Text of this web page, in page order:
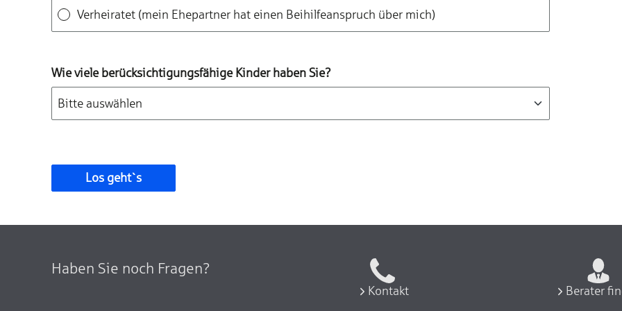
Verheiratet (mein Ehepartner hat einen Beihilfeanspruch über mich)
Wie viele berücksichtigungsfähige Kinder haben Sie?
Los geht`s
Haben Sie noch Fragen?
Kontakt Berater